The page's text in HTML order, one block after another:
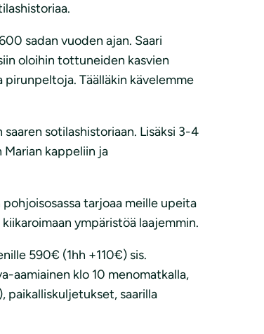
sadan vuoden ajan. Saari
oloihin tottuneiden kasvien
Täälläkin kävelemme
sotilashistoriaan. Lisäksi 3-4
kappeliin ja
tarjoaa meille upeita
ympäristöä laajemmin.
590€ (1hh +110€) sis.
aamiainen klo 10 menomatkalla,
paikalliskuljetukset, saarilla